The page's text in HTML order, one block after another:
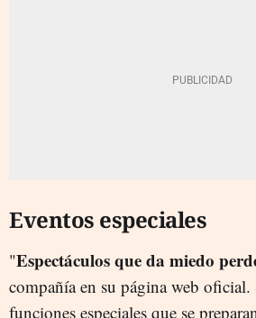
Eventos especiales
"Espectáculos que da miedo
compañía en su página web
funciones especiales que se